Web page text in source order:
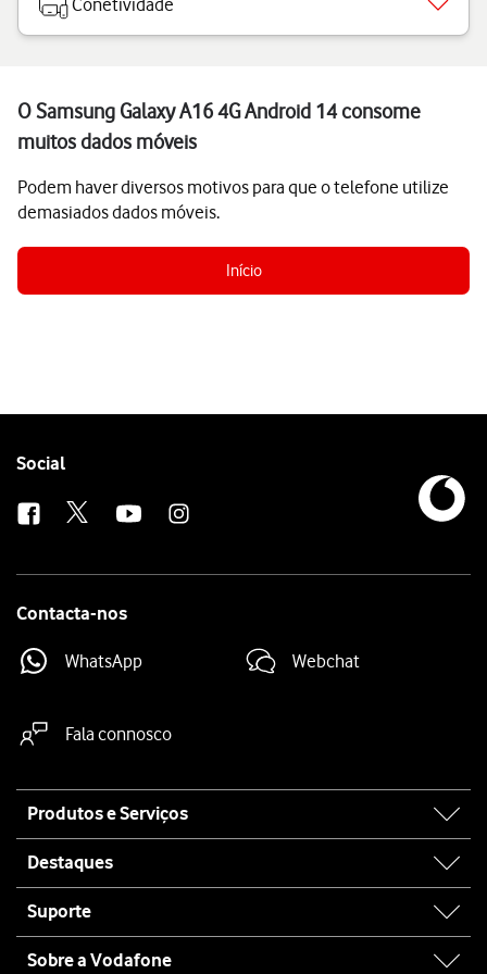
Conetividade
O Samsung Galaxy A16 4G Android 14 consome
muitos dados móveis
Podem haver diversos motivos para que o telefone utilize
demasiados dados móveis.
Início
Follow
Social
Contacta-nos
WhatsApp Webchat
Fala connosco
map
Produtos e Serviços
Destaques
Suporte
Sobre a Vodafone